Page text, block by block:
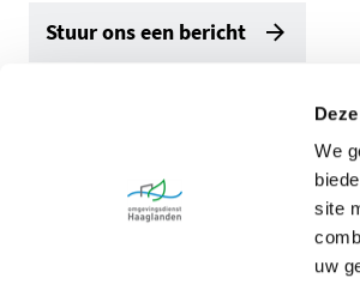
We
site
uw
Stuur ons een bericht
LinkedIn Omgevingsdienst
Instagram
X